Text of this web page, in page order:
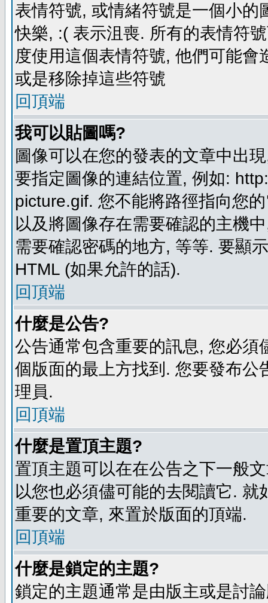
表情符號, 或情緒符號是一個小
快樂, :( 表示沮喪. 所有的表情符
度使用這個表情符號, 他們可能
或是移除掉這些符號
回頂端
我可以貼圖嗎?
圖像可以在您的發表的文章中出
要指定圖像的連結位置, 例如:
picture.gif. 您不能將路徑指向您
以及將圖像存在需要確認的主機
需要確認密碼的地方, 等等. 要顯
HTML (如果允許的話).
回頂端
什麼是公告?
公告通常包含重要的訊息, 您必
個版面的最上方找到. 您要發布
理員.
回頂端
什麼是置頂主題?
置頂主題可以在在公告之下一般
以您也必須儘可能的去閱讀它.
重要的文章, 來置於版面的頂端.
回頂端
什麼是鎖定的主題?
鎖定的主題通常是由版主或是討